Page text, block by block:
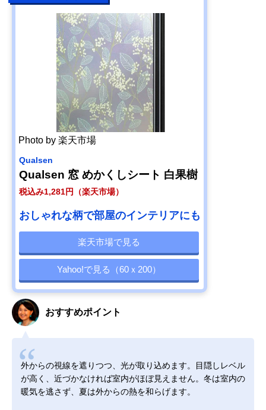
Photo by 楽天市場
Qualsen
Qualsen 窓 めかくしシート 白果樹
税込み1,281円（楽天市場）
おしゃれな柄で部屋のインテリアにも
楽天市場で見る
Yahoo!で見る（60ｘ200）
おすすめポイント
外からの視線を遮りつつ、光が取り込めます。目隠しレベル
が高く、近づかなければ室内がほぼ見えません。冬は室内の
暖気を逃さず、夏は外からの熱を和らげます。